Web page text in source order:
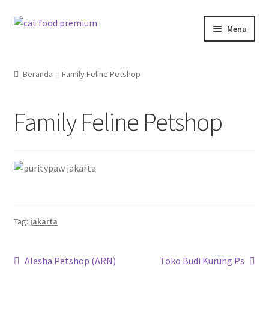
Skip
Skip
Menu
Cat Food Premium PurityPaw Product
My account
Beranda Family Feline Petshop
Family Feline Petshop
Tag: jakarta
Navigasi
Previous
Alesha Petshop (ARN)
Next
Toko Budi Kurung Ps